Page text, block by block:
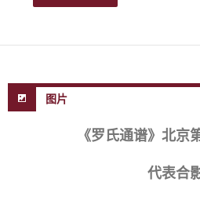
图片
《罗氏通谱》北京
代表合